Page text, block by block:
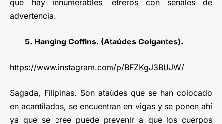
que hay innumerables letreros con señales de
advertencia.
5. Hanging Coffins. (Ataúdes Colgantes).
https://www.instagram.com/p/BFZKgJ3BUJW/
Sagada, Filipinas. Son ataúdes que se han colocado
en acantilados, se encuentran en vigas y se ponen ahí
ya que se cree puede prevenir a que los cuerpos